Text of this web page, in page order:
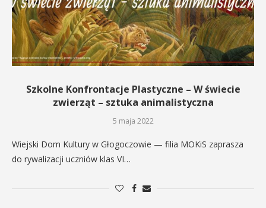
Szkolne Konfrontacje Plastyczne – W świecie
zwierząt – sztuka animalistyczna
5 maja 2022
Wiejski Dom Kultury w Głogoczowie — filia MOKiS zaprasza
do rywalizacji uczniów klas VI…